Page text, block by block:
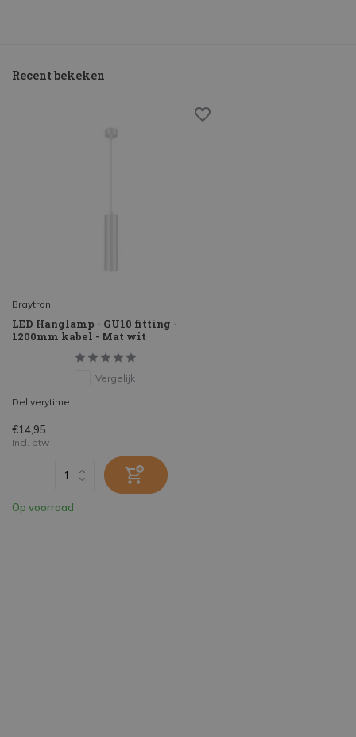
Recent bekeken
Braytron
LED Hanglamp - GU10 fitting -
1200mm kabel - Mat wit
Vergelijk
Deliverytime
€14,95
Incl. btw
Op voorraad